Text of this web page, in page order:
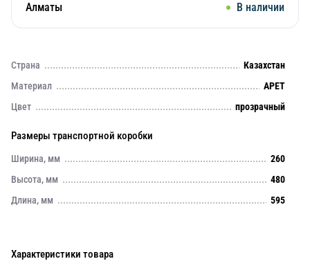
Алматы В наличии
Страна
Казахстан
Материал
APET
Цвет
прозрачный
Размеры транспортной коробки
Ширина, мм
260
Высота, мм
480
Длина, мм
595
Характеристики товара